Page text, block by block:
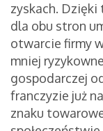
zyskach.
dla obu stron
otwarcie firmy
mniej
gospodarczej
franczyzie już
znaku